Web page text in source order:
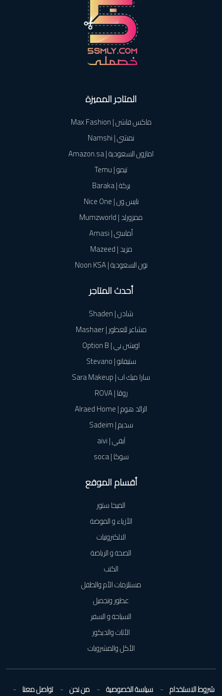
المتاجر المميزة
ماكس فاشن | Max Fashion
نمشي | Namshi
امازون السعودية | Amazon.sa
تيمو | Temu
بركة | Baraka
نايس ون | Nice One
ممزورلد | Mumzworld
أماسي | Amasi
مزيد | Mazeed
نون السعودية | Noon KSA
أحدث المتاجر
شادن | Shaden
مشاعر للعطور | Mashaer
اوبشن بي | Option B
ستيفانو | Stevano
سارا ميك اب | Sara Makeup
روڤا | ROVA
الرائد هوم | Alraed Home
سديم | Sadeim
آيفي | aivi
سوكا | soca
أقسام الموقع
الميجا ستور
الأزياء و الموضة
الالكترونيات
الصحة و الرياضة
الكتب
مستلزمات الأم والطفل
عطور وتجميل
السياحة و السفر
الأثاث والديكور
الأكل والمشروبات
شروط الاستخدام سياسة الخصوصية من نحن تواصل معنا